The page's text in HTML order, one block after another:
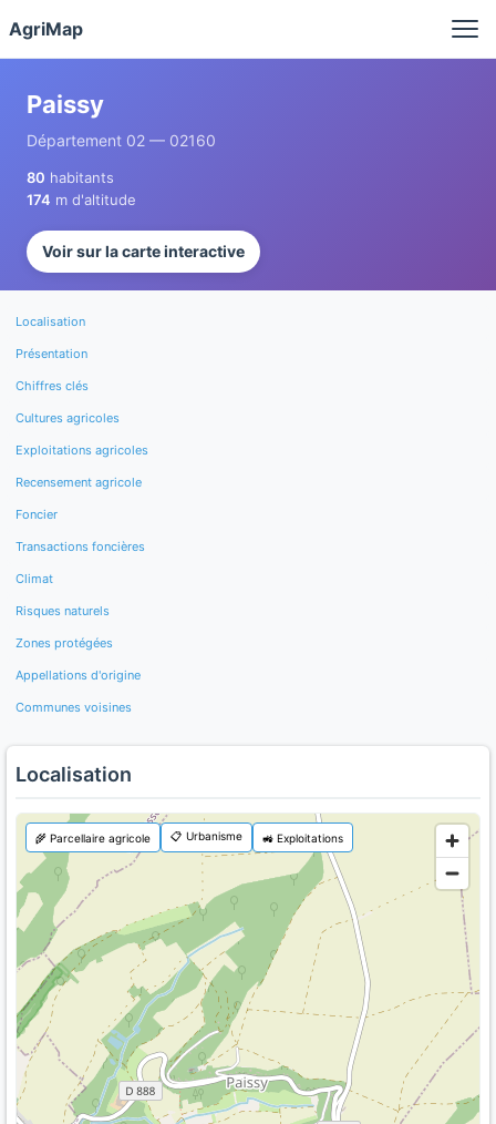
AgriMap
Paissy
Département 02 — 02160
80 habitants
174 m d'altitude
Voir sur la carte interactive
Localisation
Présentation
Chiffres clés
Cultures agricoles
Exploitations agricoles
Recensement agricole
Foncier
Transactions foncières
Climat
Risques naturels
Zones protégées
Appellations d'origine
Communes voisines
Localisation
🌾 Parcellaire agricole 📋 Urbanisme 🚜 Exploitations